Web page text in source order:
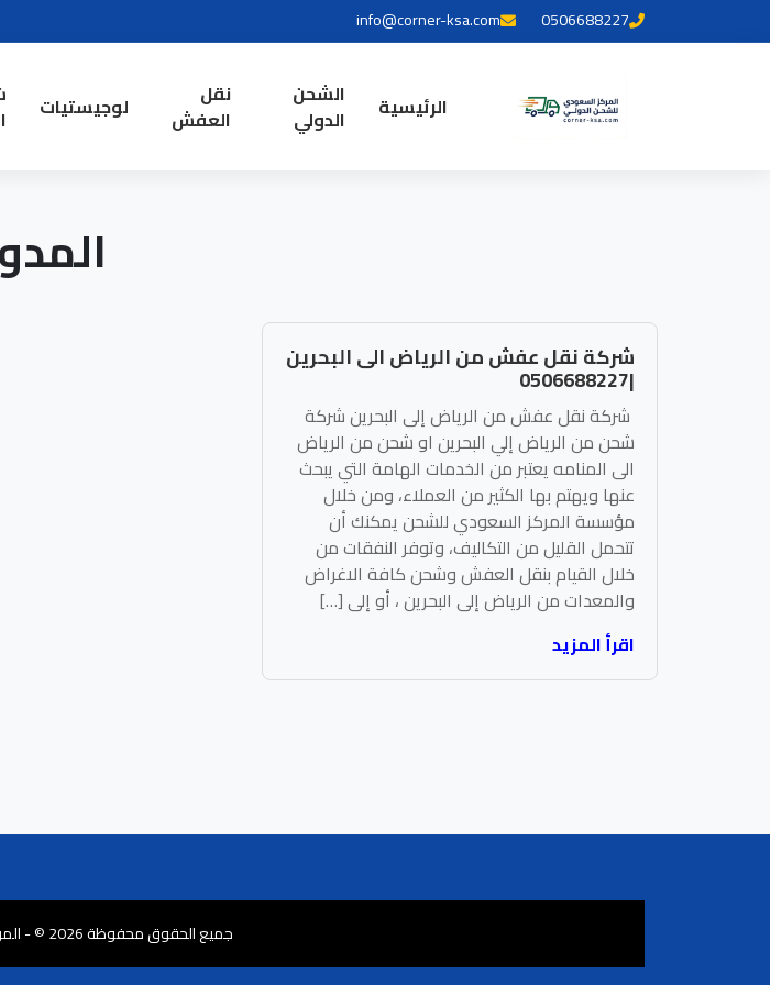
0506688227
info@corner-ksa.com
الرئيسية
الشحن
الدولي
نقل
العفش
لوجيستيات
شركة نقل عفش من الرياض الى البحرين
|0506688227
شركة نقل عفش من الرياض إلى البحرين شركة
شحن من الرياض إلي البحرين او شحن من الرياض
الى المنامه يعتبر من الخدمات الهامة التي يبحث
عنها ويهتم بها الكثير من العملاء، ومن خلال
مؤسسة المركز السعودي للشحن يمكنك أن
تتحمل القليل من التكاليف، وتوفر النفقات من
خلال القيام بنقل العفش وشحن كافة الاغراض
والمعدات من الرياض إلى البحرين ، أو إلى […]
اقرأ المزيد
جميع الحقوق محفوظة 2026 © - المركز السعودي للشحن الدولي